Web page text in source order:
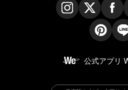
公式アプリ